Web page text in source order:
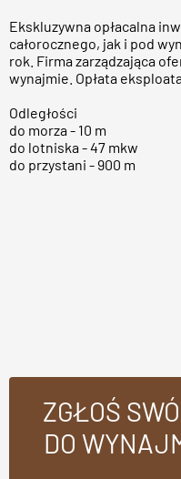
Ekskluzywna opłacalna
całorocznego, jak i pod
rok. Firma zarządzająca
wynajmie. Opłata
Odległości
do morza - 10 m
do lotniska - 47 mkw
do przystani - 900 m
ZGŁOŚ
DO